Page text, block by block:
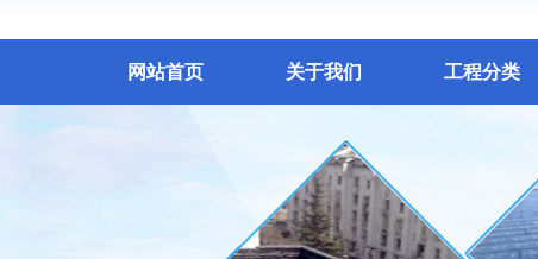
网站首页 关于我们 工程分类